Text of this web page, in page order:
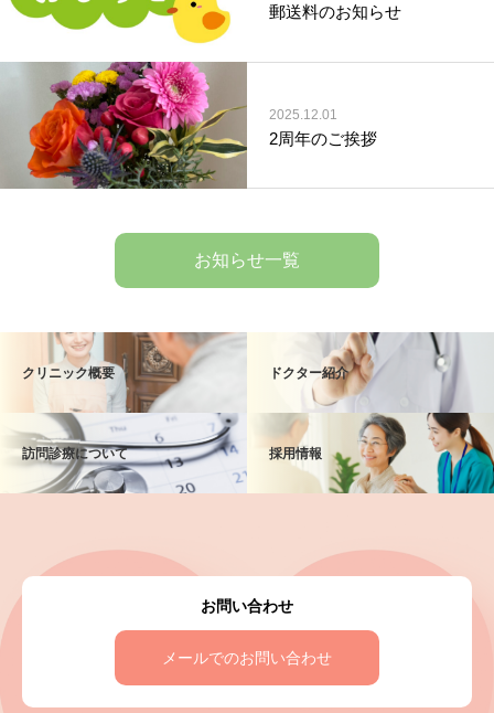
郵送料のお知らせ
2025.12.01
2周年のご挨拶
お知らせ一覧
クリニック概要 ドクター紹介
訪問診療について 採用情報
お問い合わせ
メールでのお問い合わせ